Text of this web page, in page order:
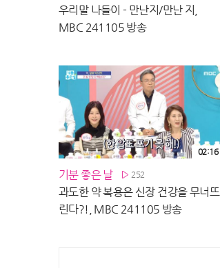
우리말 나들이 - 만난지/만난 지,
MBC 241105 방송
기분 좋은 날 252
과도한 약 복용은 신장 건강을 무너뜨
린다?!, MBC 241105 방송
02:16